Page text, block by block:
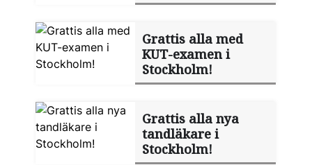
Grattis alla med
KUT-examen i
Stockholm!
Grattis alla nya
tandläkare i
Stockholm!